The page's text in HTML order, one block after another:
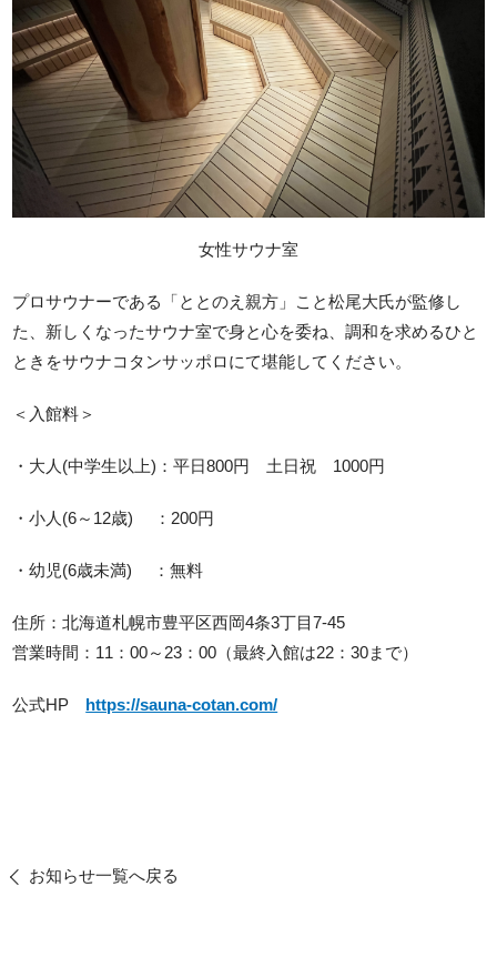
女性サウナ室
プロサウナーである「ととのえ親方」こと松尾大氏が監修し
た、新しくなったサウナ室で身と心を委ね、調和を求めるひと
ときをサウナコタンサッポロにて堪能してください。
＜入館料＞
・大人(中学生以上)：平日800円 土日祝 1000円
・小人(6～12歳) ：200円
・幼児(6歳未満) ：無料
住所：北海道札幌市豊平区西岡4条3丁目7-45
営業時間：11：00～23：00（最終入館は22：30まで）
公式HP https://sauna-cotan.com/
お知らせ一覧へ戻る